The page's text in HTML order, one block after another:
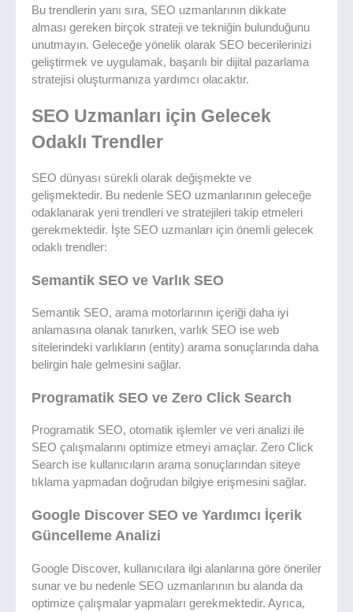
Bu trendlerin yanı sıra, SEO uzmanlarının dikkate
alması gereken birçok strateji ve tekniğin bulunduğunu
unutmayın. Geleceğe yönelik olarak SEO becerilerinizi
geliştirmek ve uygulamak, başarılı bir dijital pazarlama
stratejisi oluşturmanıza yardımcı olacaktır.
SEO Uzmanları için Gelecek
Odaklı Trendler
SEO dünyası sürekli olarak değişmekte ve
gelişmektedir. Bu nedenle SEO uzmanlarının geleceğe
odaklanarak yeni trendleri ve stratejileri takip etmeleri
gerekmektedir. İşte SEO uzmanları için önemli gelecek
odaklı trendler:
Semantik SEO ve Varlık SEO
Semantik SEO, arama motorlarının içeriği daha iyi
anlamasına olanak tanırken, varlık SEO ise web
sitelerindeki varlıkların (entity) arama sonuçlarında daha
belirgin hale gelmesini sağlar.
Programatik SEO ve Zero Click Search
Programatik SEO, otomatik işlemler ve veri analizi ile
SEO çalışmalarını optimize etmeyi amaçlar. Zero Click
Search ise kullanıcıların arama sonuçlarından siteye
tıklama yapmadan doğrudan bilgiye erişmesini sağlar.
Google Discover SEO ve Yardımcı İçerik
Güncelleme Analizi
Google Discover, kullanıcılara ilgi alanlarına göre öneriler
sunar ve bu nedenle SEO uzmanlarının bu alanda da
optimize çalışmalar yapmaları gerekmektedir. Ayrıca,